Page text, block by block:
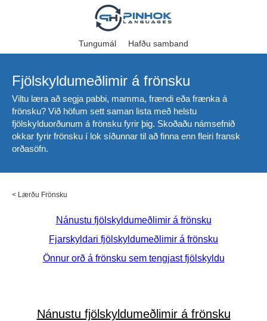
Tungumál Hafðu samband
Fjölskyldumeðlimir á frönsku
Viltu læra að segja pabbi, mamma, frændi eða frænka á
frönsku? Við höfum sett saman lista með helstu
fjölskylduorðunum á frönsku fyrir þig. Skoðaðu námsefnið
okkar fyrir frönsku í lok síðunnar til að finna enn fleiri fransk
orðasöfn.
< Lærðu Frönsku
Nánustu fjölskyldumeðlimir á frönsku
Fjarskyldari fjölskyldumeðlimir á frönsku
Önnur orð á frönsku sem tengjast fjölskyldu
Nánustu fjölskyldumeðlimir á frönsku